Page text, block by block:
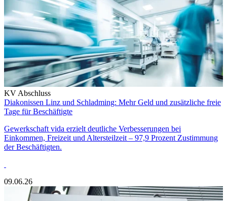
KV Abschluss
Diakonissen Linz und Schladming: Mehr Geld und zusätzliche freie
Tage für Beschäftigte
Gewerkschaft vida erzielt deutliche Verbesserungen bei
Einkommen, Freizeit und Altersteilzeit – 97,9 Prozent Zustimmung
der Beschäftigten.
09.06.26